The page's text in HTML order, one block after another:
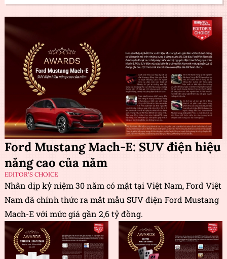
Ford Mustang Mach-E: SUV điện hiệu
năng cao của năm
EDITOR'S CHOICE
Nhân dịp kỷ niệm 30 năm có mặt tại Việt Nam, Ford Việt
Nam đã chính thức ra mắt mẫu SUV điện Ford Mustang
Mach-E với mức giá gần 2,6 tỷ đồng.